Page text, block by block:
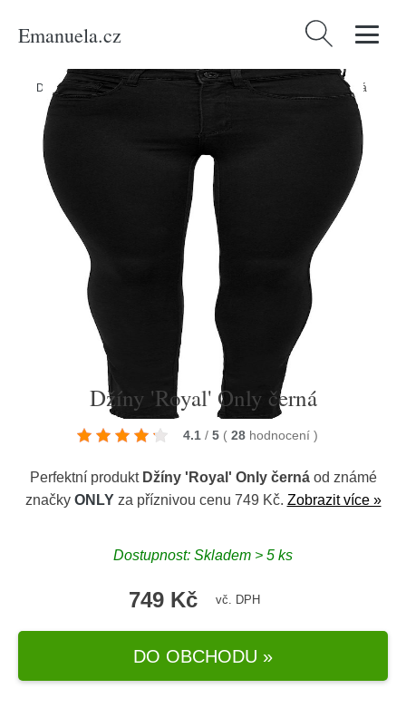
Emanuela.cz Vyhledávání
Domů Produkty/ Ženy Oblečení / Džíny / Džíny 'Royal' Only černá
Džíny 'Royal' Only černá
4.1 / 5 ( 28 hodnocení )
Perfektní produkt Džíny 'Royal' Only černáod známé
značky ONLYza příznivou cenu 749 Kč. Zobrazit více »
Dostupnost: Skladem > 5 ks
749 Kč vč. DPH
DO OBCHODU »